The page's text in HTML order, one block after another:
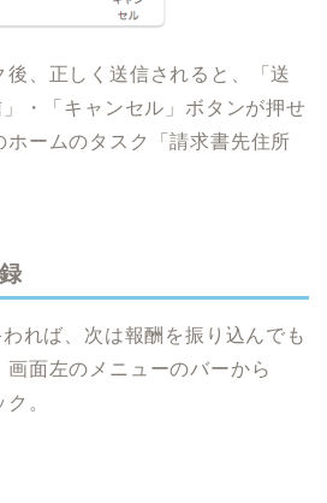
、正しく送信されると、「送
・「キャンセル」ボタンが押せ
ホームのタスク「請求書先住所
れば、次は報酬を振り込んでも
画面左のメニューのバーから
。